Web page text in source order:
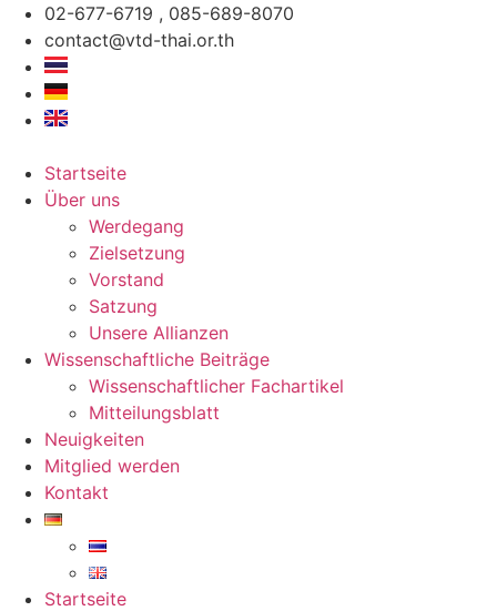
Zum
Inhalt
springen
02-677-6719 , 085-689-8070
contact@vtd-thai.or.th
Startseite
Über uns
Werdegang
Zielsetzung
Vorstand
Satzung
Unsere Allianzen
Wissenschaftliche Beiträge
Wissenschaftlicher Fachartikel
Mitteilungsblatt
Neuigkeiten
Mitglied werden
Kontakt
Startseite